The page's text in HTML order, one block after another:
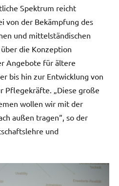
Spektrum reicht
von der Bekämpfung des
und mittelständischen
die Konzeption
Angebote für ältere
bis hin zur Entwicklung von
Pflegekräfte. „Diese große
wollen wir mit der
außen tragen“, so der
und